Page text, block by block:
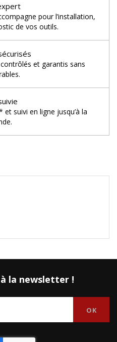
pour l’installation,
de vos outils.
et garantis sans
suivi en ligne jusqu’à la
la newsletter !